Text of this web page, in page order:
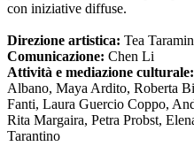
con iniziative diffuse.
Direzione artistica: Tea
Comunicazione: Chen Li
Attività e mediazione culturale:
Albano, Maya Ardito, Roberta
Fanti, Laura Guercio Coppo,
Rita Margaira, Petra Probst,
Tarantino